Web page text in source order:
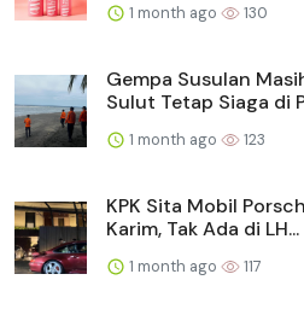
1 month ago 130
Gempa Susulan
Sulut Tetap Siaga di
1 month ago 123
KPK Sita Mobil
Karim, Tak Ada di LH...
1 month ago 117